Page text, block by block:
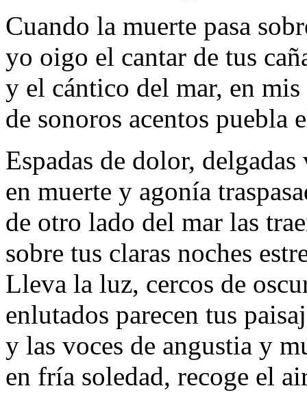
Cuando la muerte pasa
yo oigo el cantar de tus
y el cántico del mar, en
de sonoros acentos puebla
Espadas de dolor, delgadas
en muerte y agonía
de otro lado del mar las
sobre tus claras noches
Lleva la luz, cercos de
enlutados parecen tus
y las voces de angustia y
en fría soledad, recoge el